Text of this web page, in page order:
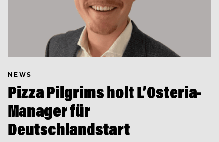
NEWS
Pizza Pilgrims holt L’Osteria-
Manager für
Deutschlandstart